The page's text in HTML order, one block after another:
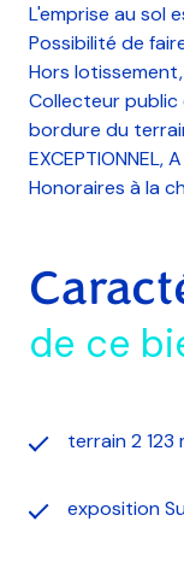
L'emprise au sol
Possibilité de
Hors
Collecteur public
bordure du
EXCEPTIONNEL,
Honoraires à la
de ce
terrain 2 123
exposition